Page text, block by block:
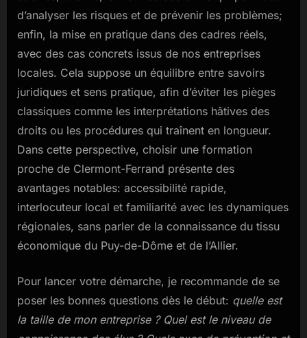
d’analyser les risques et de prévenir les problèmes;
enfin, la mise en pratique dans des cadres réels,
avec des cas concrets issus de nos entreprises
locales. Cela suppose un équilibre entre savoirs
juridiques et sens pratique, afin d’éviter les pièges
classiques comme les interprétations hâtives des
droits ou les procédures qui traînent en longueur.
Dans cette perspective, choisir une formation
proche de Clermont-Ferrand présente des
avantages notables: accessibilité rapide,
interlocuteur local et familiarité avec les dynamiques
régionales, sans parler de la connaissance du tissu
économique du Puy-de-Dôme et de l’Allier.
Pour lancer votre démarche, je recommande de se
poser les bonnes questions dès le début: quelle est
la taille de mon entreprise ? Quel est le niveau de